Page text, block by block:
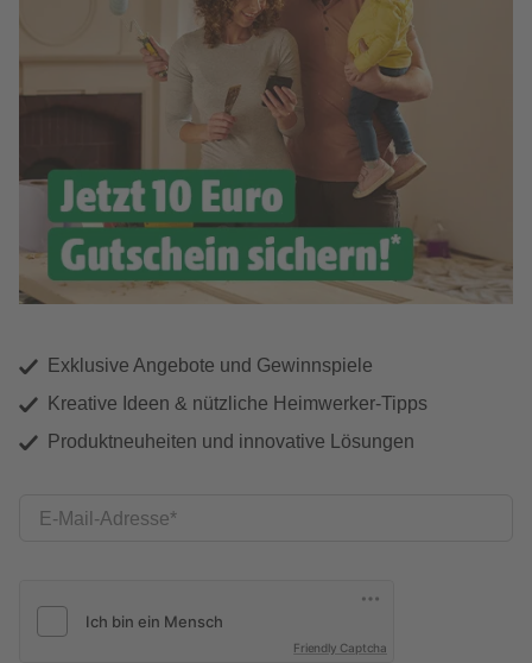
Exklusive Angebote und Gewinnspiele
Kreative Ideen & nützliche Heimwerker-Tipps
Produktneuheiten und innovative Lösungen
E-Mail-Adresse
Friendly Captcha